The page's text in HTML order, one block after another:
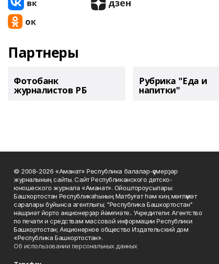
Партнеры
Фотобанк
журналистов РБ
Рубрика "Еда и
напитки"
© 2008-2026 «Аманат» Республика балалар-үҫмерҙәр
журналының сайты. Сайт Республиканского детско-
юношеского журнала «Аманат». Ойоштороусылары:
Башҡортостан Республикаһының Матбуғат һәм киң мәғлүмәт
саралары буйынса агентлығы; "Республика Башкортостан"
нәшриәт йорто акционерҙар йәмғиәте.. Учредители: Агентство
по печати и средствам массовой информации Республики
Башкортостан; Акционерное общество Издательский дом
«Республика Башкортостан».
Об использовании персональных данных